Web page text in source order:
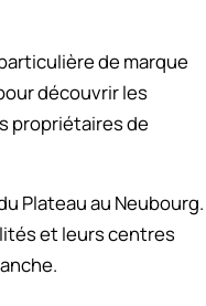
de marque
découvrir les
propriétaires de
Plateau au Neubourg.
et leurs centres